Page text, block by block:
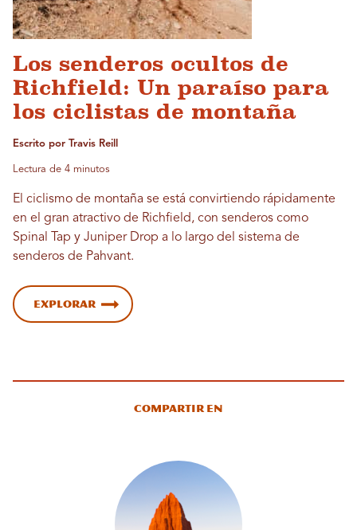
Los senderos ocultos de
Richfield: Un paraíso para
los ciclistas de montaña
Escrito por Travis Reill
Lectura de 4 minutos
El ciclismo de montaña se está convirtiendo rápidamente
en el gran atractivo de Richfield, con senderos como
Spinal Tap y Juniper Drop a lo largo del sistema de
senderos de Pahvant.
Explorar
Compartir en